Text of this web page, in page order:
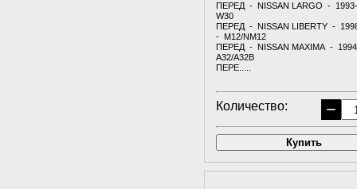
ПЕРЕД - NISSAN LARGO -
W30
ПЕРЕД - NISSAN LIBERTY -
- M12/NM12
ПЕРЕД - NISSAN MAXIMA -
A32/A32B
ПЕРЕ.....
Количество: −
Купить